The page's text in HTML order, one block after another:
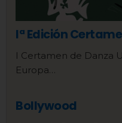
Iª Edición
I Certamen de Danza
Europa…
Bollywood